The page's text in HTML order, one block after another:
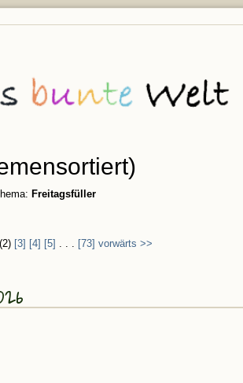
Freitagsfüller
(2) [3] [4] [5] . . . [73] vorwärts >>